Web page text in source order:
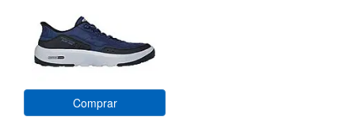
Comprar